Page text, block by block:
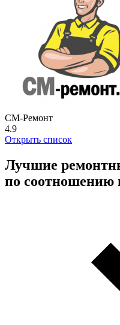
СМ-Ремонт
4.9
Открыть список
Лучшие
по соотношению